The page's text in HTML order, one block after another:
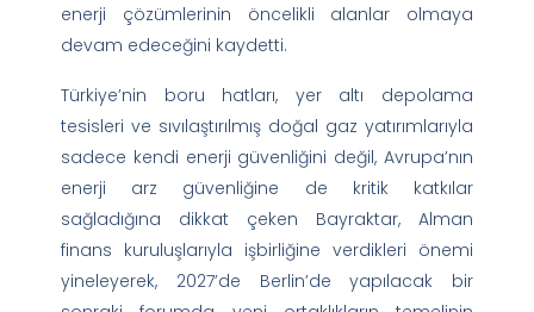
enerji çözümlerinin öncelikli alanlar olmaya
devam edeceğini kaydetti.
Türkiye’nin boru hatları, yer altı depolama
tesisleri ve sıvılaştırılmış doğal gaz yatırımlarıyla
sadece kendi enerji güvenliğini değil, Avrupa’nın
enerji arz güvenliğine de kritik katkılar
sağladığına dikkat çeken Bayraktar, Alman
finans kuruluşlarıyla işbirliğine verdikleri önemi
yineleyerek, 2027’de Berlin’de yapılacak bir